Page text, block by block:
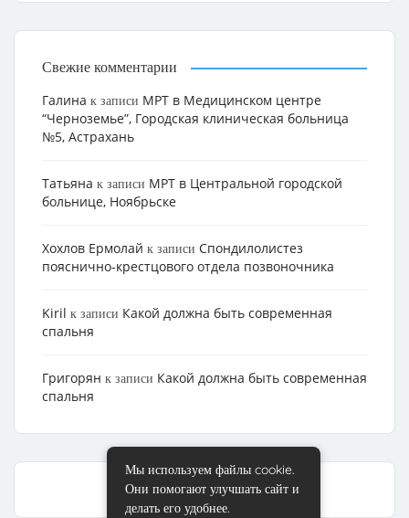
Свежие комментарии
Галина к записи МРТ в Медицинском центре
“Черноземье”, Городская клиническая больница
№5, Астрахань
Татьяна к записи МРТ в Центральной городской
больнице, Ноябрьске
Хохлов Ермолай к записи Cпондилолистез
пояснично-крестцового отдела позвоночника
Kiril к записи Какой должна быть современная
спальня
Григорян к записи Какой должна быть современная
спальня
Мы используем файлы cookie.
Они помогают улучшать сайт и
делать его удобнее.